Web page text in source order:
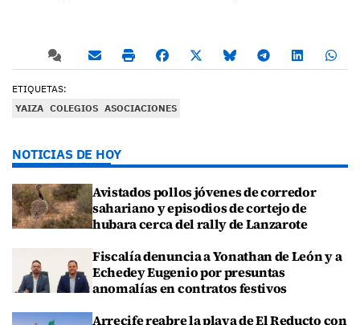
ETIQUETAS:
YAIZA COLEGIOS ASOCIACIONES
NOTICIAS DE HOY
Avistados pollos jóvenes de corredor
sahariano y episodios de cortejo de
hubara cerca del rally de Lanzarote
Fiscalía denuncia a Yonathan de León y a
Echedey Eugenio por presuntas
anomalías en contratos festivos
Arrecife reabre la playa de El Reducto con